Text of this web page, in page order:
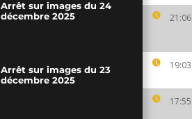
21:06
19:03
17:55
Arrêt sur images du 24
décembre 2025
Arrêt sur images du 23
décembre 2025